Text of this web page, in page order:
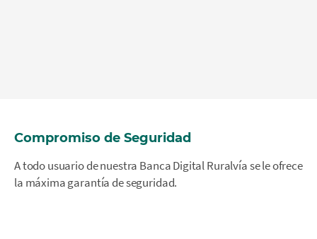
Compromiso de Seguridad
A todo usuario de nuestra Banca Digital Ruralvía se le ofrece
la máxima garantía de seguridad.